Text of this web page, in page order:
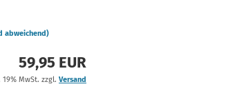
abweichend)
59,95 EUR
19% MwSt. zzgl. Versand